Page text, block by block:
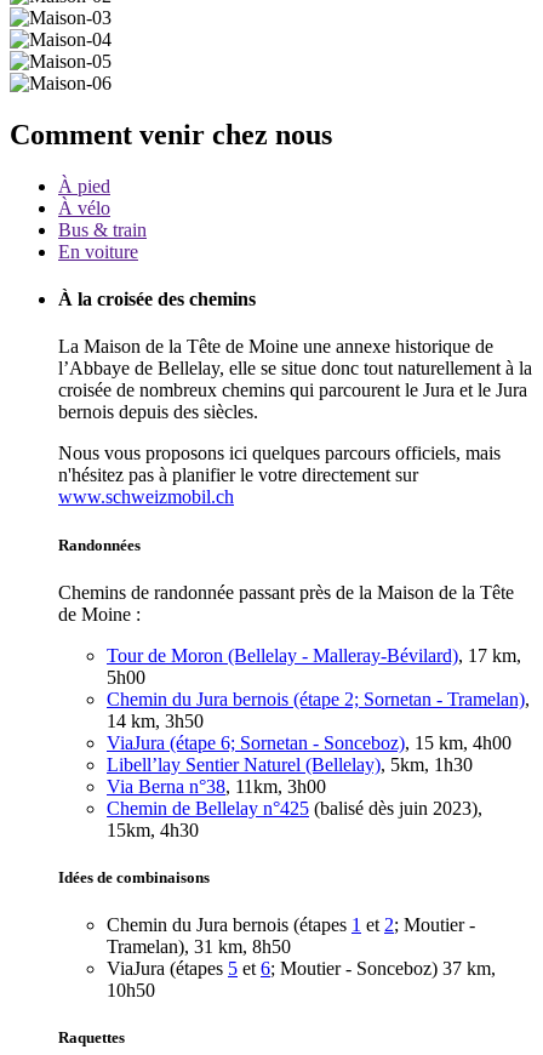
Comment venir chez nous
À pied
À vélo
Bus & train
En voiture
À la croisée des chemins
La Maison de la Tête de Moine une annexe historique de
l’Abbaye de Bellelay, elle se situe donc tout naturellement à la
croisée de nombreux chemins qui parcourent le Jura et le Jura
bernois depuis des siècles.
Nous vous proposons ici quelques parcours officiels, mais
n'hésitez pas à planifier le votre directement sur
www.schweizmobil.ch
Randonnées
Chemins de randonnée passant près de la Maison de la Tête
de Moine :
Tour de Moron (Bellelay - Malleray-Bévilard), 17 km,
5h00
Chemin du Jura bernois (étape 2; Sornetan - Tramelan),
14 km, 3h50
ViaJura (étape 6; Sornetan - Sonceboz), 15 km, 4h00
Libell’lay Sentier Naturel (Bellelay), 5km, 1h30
Via Berna n°38, 11km, 3h00
Chemin de Bellelay n°425 (balisé dès juin 2023),
15km, 4h30
Idées de combinaisons
Chemin du Jura bernois (étapes 1 et 2; Moutier -
Tramelan), 31 km, 8h50
ViaJura (étapes 5 et 6; Moutier - Sonceboz) 37 km,
10h50
Raquettes